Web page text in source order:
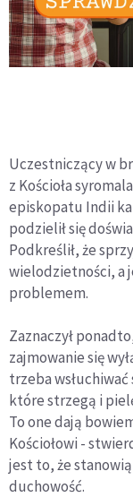
Uczestniczący w
z Kościoła
episkopatu Indii
podzielił się
Podkreślił, że
wielodzietności, a
problemem.
Zaznaczył
zajmowanie się
trzeba wsłuchiwać
które strzegą i
To one dają
Kościołowi -
jest to, że
duchowość.